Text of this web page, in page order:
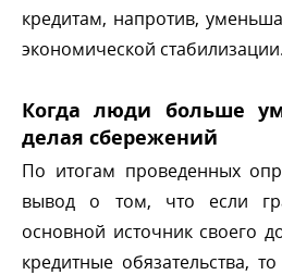
кредитам, напротив,
экономической стабилизации.
Когда люди больше
делая сбережений
По итогам проведенных
ывод о том, что если
основной источник своего
кредитные обязательства,